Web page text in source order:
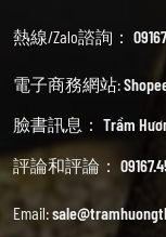
熱線/Zalo諮詢：
電子商務網站:
臉書訊息： Trầm
評論和評論：
Email: